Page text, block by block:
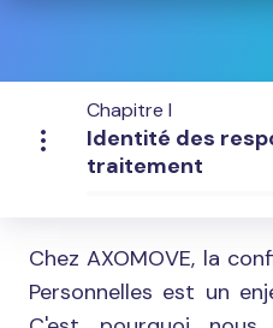
Chapitre I
Identité des
traitement
Chez AXOMOVE, la
Personnelles est un